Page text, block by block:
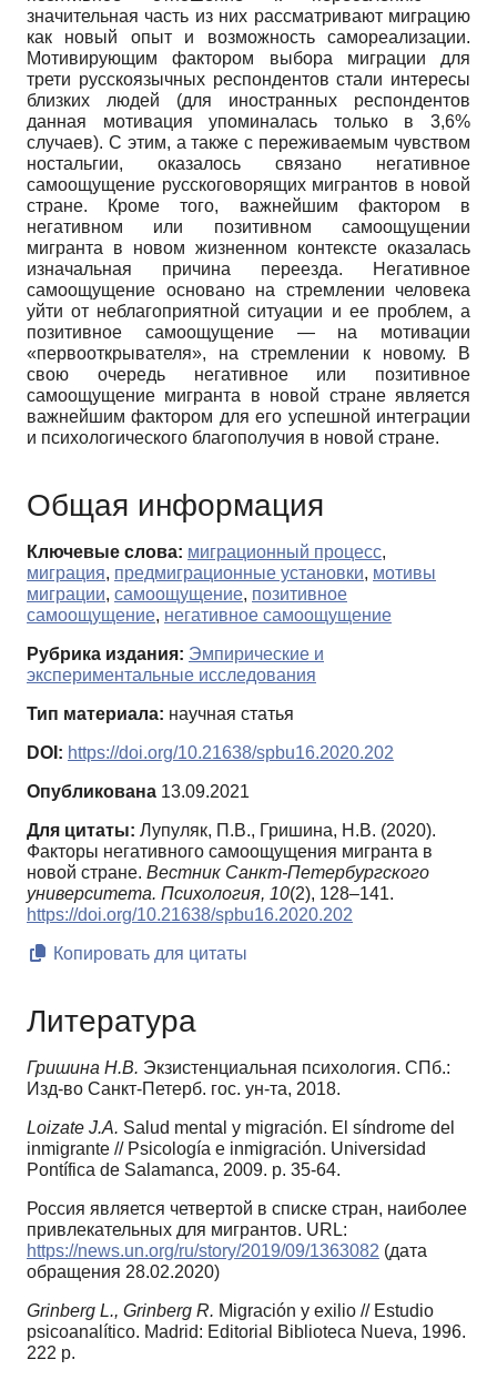
значительная часть из них рассматривают миграцию
как новый опыт и возможность самореализации.
Мотивирующим фактором выбора миграции для
трети русскоязычных респондентов стали интересы
близких людей (для иностранных респондентов
данная мотивация упоминалась только в 3,6%
случаев). С этим, а также с переживаемым чувством
ностальгии, оказалось связано негативное
самоощущение русскоговорящих мигрантов в новой
стране. Кроме того, важнейшим фактором в
негативном или позитивном самоощущении
мигранта в новом жизненном контексте оказалась
изначальная причина переезда. Негативное
самоощущение основано на стремлении человека
уйти от неблагоприятной ситуации и ее проблем, а
позитивное самоощущение — на мотивации
«первооткрывателя», на стремлении к новому. В
свою очередь негативное или позитивное
самоощущение мигранта в новой стране является
важнейшим фактором для его успешной интеграции
и психологического благополучия в новой стране.
Общая информация
Ключевые слова: миграционный процесс,
миграция, предмиграционные установки, мотивы
миграции, самоощущение, позитивное
самоощущение, негативное самоощущение
Рубрика издания: Эмпирические и
экспериментальные исследования
Тип материала: научная статья
DOI: https://doi.org/10.21638/spbu16.2020.202
Опубликована 13.09.2021
Для цитаты: Лупуляк, П.В., Гришина, Н.В. (2020).
Факторы негативного самоощущения мигранта в
новой стране. Вестник Санкт-Петербургского
университета. Психология, 10(2), 128–141.
https://doi.org/10.21638/spbu16.2020.202
Копировать для цитаты
Литература
Гришина Н.В. Экзистенциальная психология. СПб.:
Изд-во Санкт-Петерб. гос. ун-та, 2018.
Loizate J.A. Salud mental y migración. El síndrome del
inmigrante // Psicología e inmigración. Universidad
Pontífica de Salamanca, 2009. p. 35-64.
Россия является четвертой в списке стран, наиболее
привлекательных для мигрантов. URL:
https://news.un.org/ru/story/2019/09/1363082 (дата
обращения 28.02.2020)
Grinberg L., Grinberg R. Migración y exilio // Estudio
psicoanalítico. Madrid: Editorial Biblioteca Nueva, 1996.
222 p.